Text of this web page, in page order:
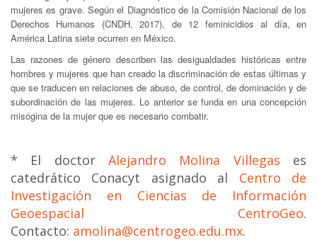
mujeres es grave. Según el Diagnóstico de la Comisión Nacional de los
Derechos Humanos (CNDH, 2017), de 12 feminicidios al día, en
América Latina siete ocurren en México.
Las razones de género describen las desigualdades históricas entre
hombres y mujeres que han creado la discriminación de estas últimas y
que se traducen en relaciones de abuso, de control, de dominación y de
subordinación de las mujeres. Lo anterior se funda en una concepción
misógina de la mujer que es necesario combatir.
* El doctor Alejandro Molina Villegas es
catedrático Conacyt asignado al Centro de
Investigación en Ciencias de Información
Geoespacial CentroGeo.
Contacto: amolina@centrogeo.edu.mx.